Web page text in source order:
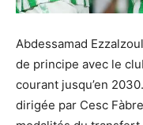
Abdessamad
de principe avec le
courant jusqu’en
dirigée par Cesc